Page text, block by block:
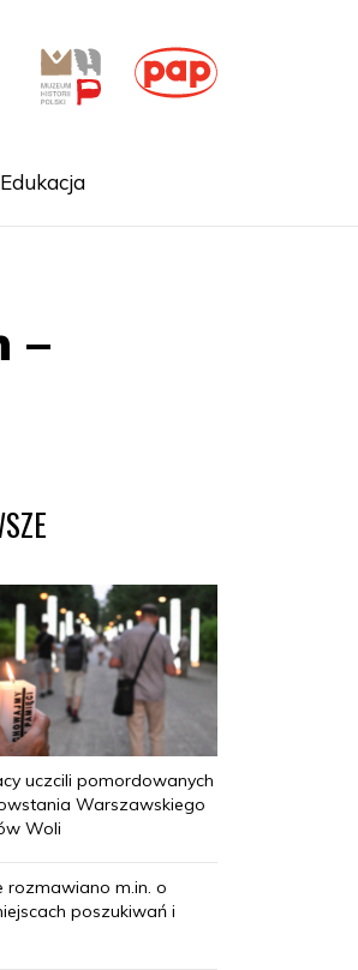
Edukacja
–
uczcili pomordowanych
Warszawskiego
Woli
rozmawiano m.in. o
poszukiwań i